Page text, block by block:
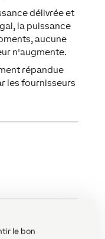
le bon
délivrée et
la puissance
aucune
n'augmente.
répandue
les fournisseurs
Miniserver